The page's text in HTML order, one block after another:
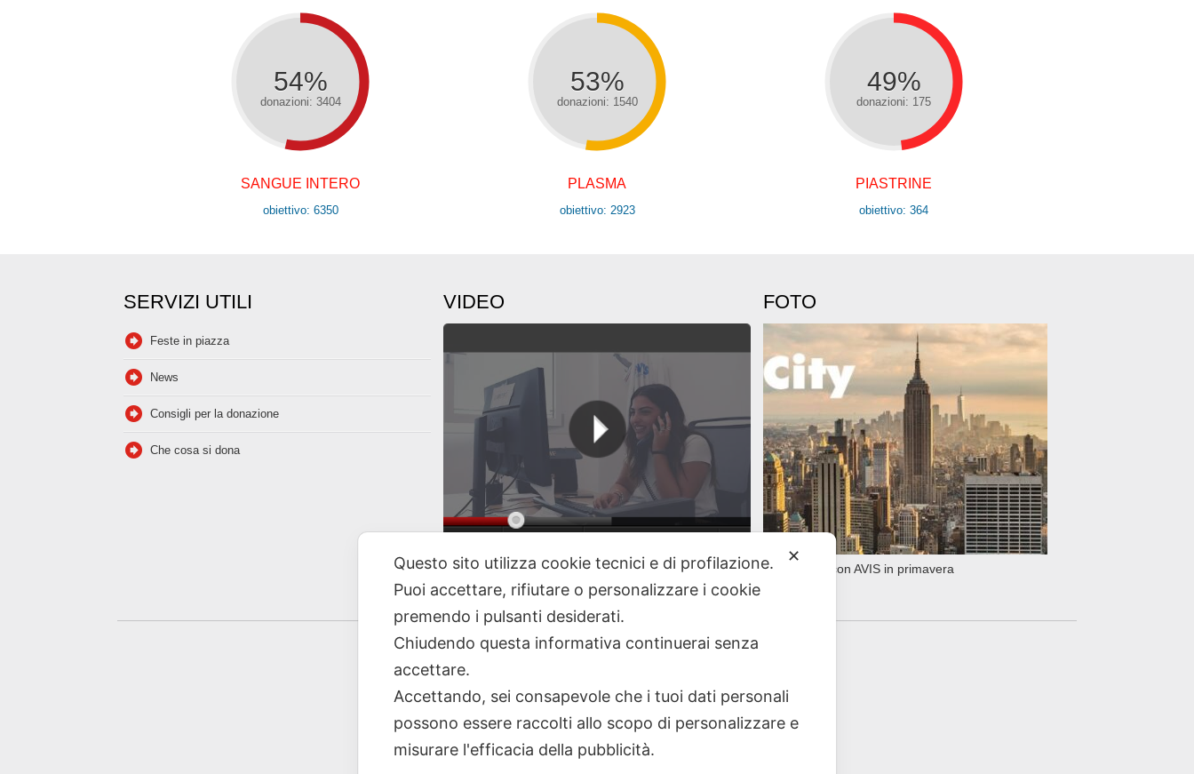
54%
donazioni: 3404
SANGUE INTERO
obiettivo: 6350
53%
donazioni: 1540
PLASMA
obiettivo: 2923
49%
donazioni: 175
PIASTRINE
obiettivo: 364
SERVIZI UTILI
Feste in piazza
News
Consigli per la donazione
Che cosa si dona
VIDEO
Vai al nostro canale Youtube
FOTO
A New York con AVIS in primavera
✕
Questo sito utilizza cookie tecnici e di profilazione.
Puoi accettare, rifiutare o personalizzare i cookie
premendo i pulsanti desiderati.
Chiudendo questa informativa continuerai senza
accettare.
Accettando, sei consapevole che i tuoi dati personali
possono essere raccolti allo scopo di personalizzare e
misurare l'efficacia della pubblicità.